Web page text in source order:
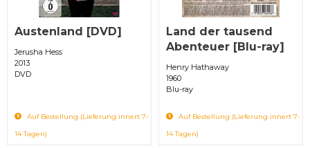
Austenland [DVD]
Jerusha Hess
2013
DVD
Auf Bestellung (Lieferung innert 7-
14 Tagen)
Land der tausend
Abenteuer [Blu-ray]
Henry Hathaway
1960
Blu-ray
Auf Bestellung (Lieferung innert 7-
14 Tagen)